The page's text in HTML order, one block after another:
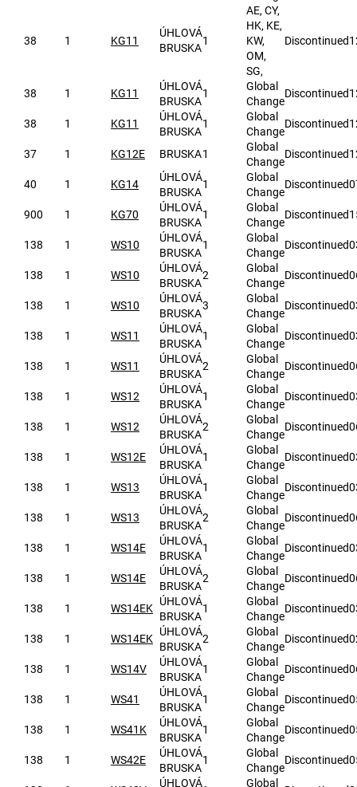
38 1 KG11
ÚHLOVÁ
BRUSKA
1
AE, CY,
HK, KE,
KW,
OM,
SG,
Discontinued
38 1 KG11
ÚHLOVÁ
BRUSKA
1
Global
Change
Discontinued
38 1 KG11
ÚHLOVÁ
BRUSKA
1
Global
Change
Discontinued
37 1 KG12E BRUSKA1
Global
Change
Discontinued
40 1 KG14
ÚHLOVÁ
BRUSKA
1
Global
Change
Discontinued
900 1 KG70
ÚHLOVÁ
BRUSKA
1
Global
Change
Discontinued
138 1 WS10
ÚHLOVÁ
BRUSKA
1
Global
Change
Discontinued
138 1 WS10
ÚHLOVÁ
BRUSKA
2
Global
Change
Discontinued
138 1 WS10
ÚHLOVÁ
BRUSKA
3
Global
Change
Discontinued
138 1 WS11
ÚHLOVÁ
BRUSKA
1
Global
Change
Discontinued
138 1 WS11
ÚHLOVÁ
BRUSKA
2
Global
Change
Discontinued
138 1 WS12
ÚHLOVÁ
BRUSKA
1
Global
Change
Discontinued
138 1 WS12
ÚHLOVÁ
BRUSKA
2
Global
Change
Discontinued
138 1 WS12E
ÚHLOVÁ
BRUSKA
1
Global
Change
Discontinued
138 1 WS13
ÚHLOVÁ
BRUSKA
1
Global
Change
Discontinued
138 1 WS13
ÚHLOVÁ
BRUSKA
2
Global
Change
Discontinued
138 1 WS14E
ÚHLOVÁ
BRUSKA
1
Global
Change
Discontinued
138 1 WS14E
ÚHLOVÁ
BRUSKA
2
Global
Change
Discontinued
138 1 WS14EK
ÚHLOVÁ
BRUSKA
1
Global
Change
Discontinued
138 1 WS14EK
ÚHLOVÁ
BRUSKA
2
Global
Change
Discontinued
138 1 WS14V
ÚHLOVÁ
BRUSKA
1
Global
Change
Discontinued
138 1 WS41
ÚHLOVÁ
BRUSKA
1
Global
Change
Discontinued
138 1 WS41K
ÚHLOVÁ
BRUSKA
1
Global
Change
Discontinued
138 1 WS42E
ÚHLOVÁ
BRUSKA
1
Global
Change
Discontinued
ÚHLOVÁ
Global